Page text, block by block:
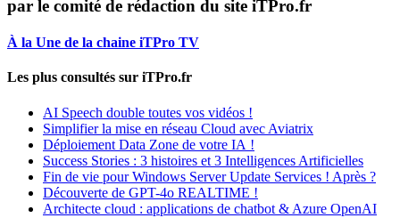
par le comité de rédaction du site iTPro.fr
À la Une de la chaine iTPro TV
Les plus consultés sur iTPro.fr
AI Speech double toutes vos vidéos !
Simplifier la mise en réseau Cloud avec Aviatrix
Déploiement Data Zone de votre IA !
Success Stories : 3 histoires et 3 Intelligences Artificielles
Fin de vie pour Windows Server Update Services ! Après ?
Découverte de GPT-4o REALTIME !
Architecte cloud : applications de chatbot & Azure OpenAI